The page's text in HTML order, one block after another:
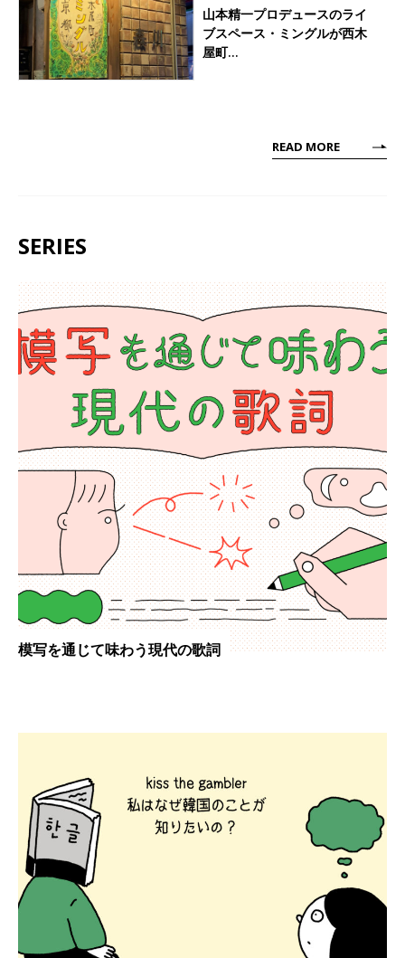
山本精一プロデュースのライ
ブスペース・ミングルが西木
屋町…
READ MORE
SERIES
模写を通じて味わう現代の歌詞